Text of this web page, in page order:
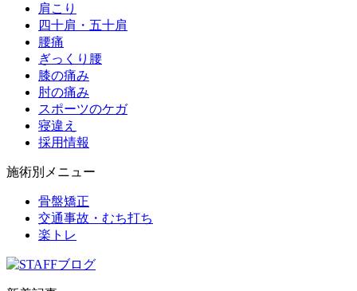
肩こり
四十肩・五十肩
腰痛
ぎっくり腰
膝の痛み
肘の痛み
スポーツのケガ
寝違え
採用情報
施術別メニュー
骨盤矯正
交通事故・むち打ち
楽トレ